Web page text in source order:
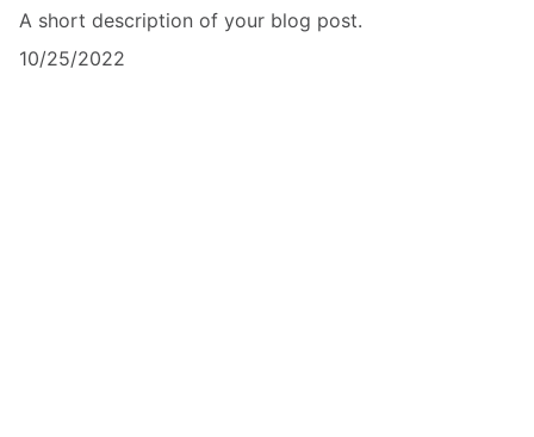
A short description of your blog post.
10/25/2022